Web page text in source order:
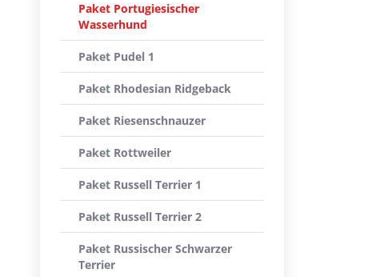
Paket Portugiesischer
Wasserhund
Paket Pudel 1
Paket Rhodesian Ridgeback
Paket Riesenschnauzer
Paket Rottweiler
Paket Russell Terrier 1
Paket Russell Terrier 2
Paket Russischer Schwarzer
Terrier